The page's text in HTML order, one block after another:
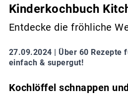
Kinderkochbuch
Entdecke die fröhliche
27.09.2024 | Über 60 Rezepte
einfach & supergut!
Kochlöffel schnappen